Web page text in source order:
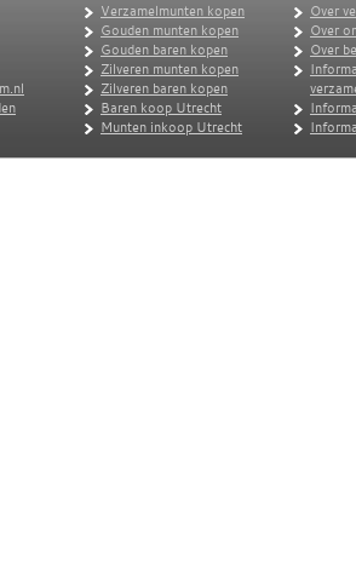
Verzamelmunten kopen
Gouden munten kopen
Gouden baren kopen
Zilveren munten kopen
Zilveren baren kopen
Baren koop Utrecht
Munten inkoop Utrecht
Over
Over
Over